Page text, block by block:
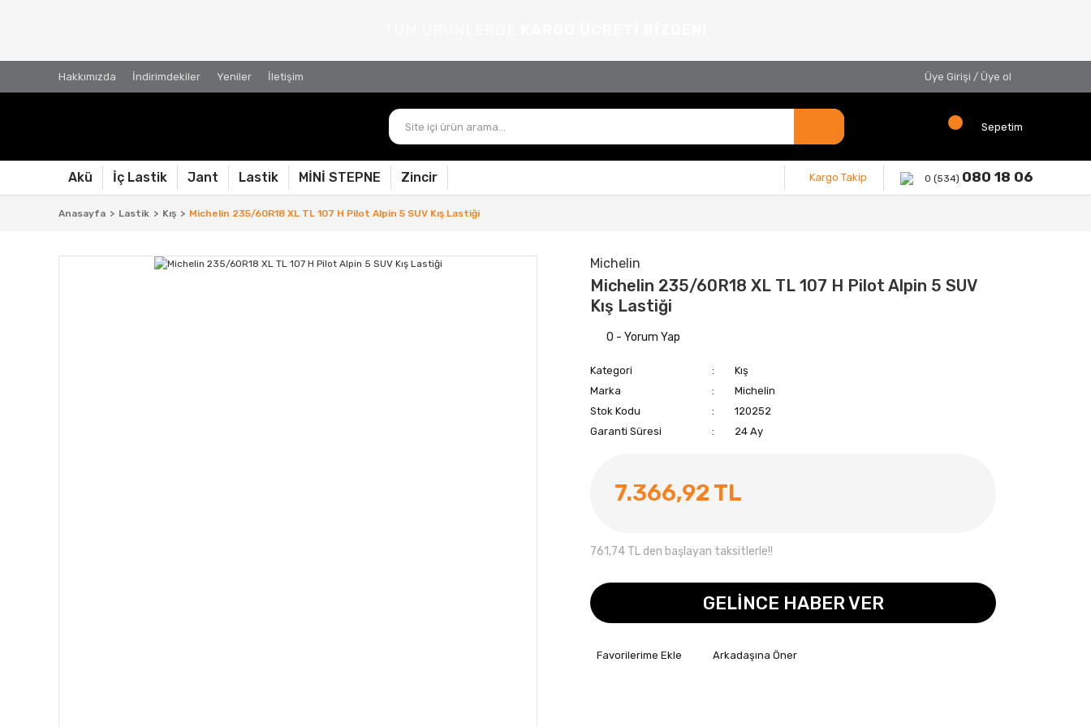
Hakkımızda İndirimdekiler Yeniler İletişim Üye Girişi / Üye ol
Sepetim
Akü İç Lastik Jant Lastik MİNİ STEPNE Zincir Kargo Takip 0 (534) 080 18 06
Anasayfa Lastik Kış Michelin 235/60R18 XL TL 107 H Pilot Alpin 5 SUV Kış Lastiği
Michelin
Michelin 235/60R18 XL TL 107 H Pilot Alpin 5 SUV
Kış Lastiği
0 - Yorum Yap
Kategori
Kış
Marka
Michelin
Stok Kodu
120252
Garanti Süresi
24 Ay
7.366,92 TL
761,74 TL den başlayan taksitlerle!!
GELİNCE HABER VER
Arkadaşına Öner